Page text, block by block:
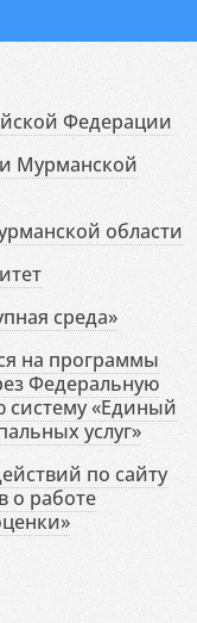
Федерации
Мурманской
области
среда»
на программы
Федеральную
систему «Единый
услуг»
по сайту
о работе